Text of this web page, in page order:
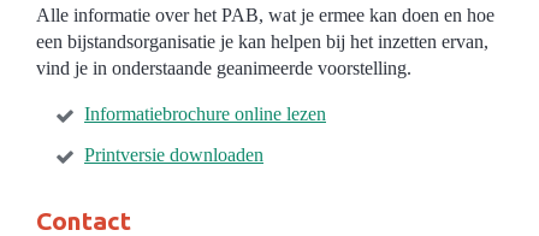
Alle informatie over het PAB, wat je ermee kan doen en hoe
een bijstandsorganisatie je kan helpen bij het inzetten ervan,
vind je in onderstaande geanimeerde voorstelling.
Informatiebrochure online lezen
Printversie downloaden
Contact